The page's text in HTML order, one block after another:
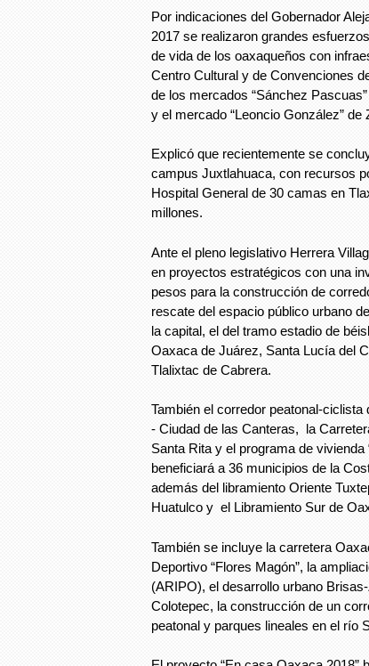
Por indicaciones del Gobernador
2017 se realizaron grandes
de vida de los oaxaqueños con
Centro Cultural y de Convenciones
de los mercados “Sánchez
y el mercado “Leoncio González” de
Explicó que recientemente se
campus Juxtlahuaca, con recursos
Hospital General de 30 camas en
millones.
Ante el pleno legislativo Herrera
en proyectos estratégicos con una
pesos para la construcción de
rescate del espacio público urbano
la capital, el del tramo estadio de
Oaxaca de Juárez, Santa Lucía del
Tlalixtac de Cabrera.
También el corredor peatonal-
- Ciudad de las Canteras, la
Santa Rita y el programa de vivienda
beneficiará a 36 municipios de la
además del libramiento Oriente
Huatulco y el Libramiento Sur de
También se incluye la carretera
Deportivo “Flores Magón”, la
(ARIPO), el desarrollo urbano
Colotepec, la construcción de un
peatonal y parques lineales en el río